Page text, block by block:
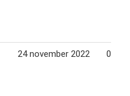
24 november 2022 02